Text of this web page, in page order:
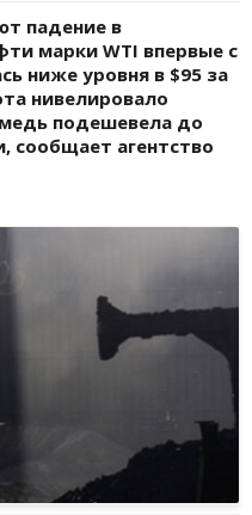
падение в
марки WTI впервые с
ниже уровня в $95 за
нивелировало
подешевела до
сообщает агентство